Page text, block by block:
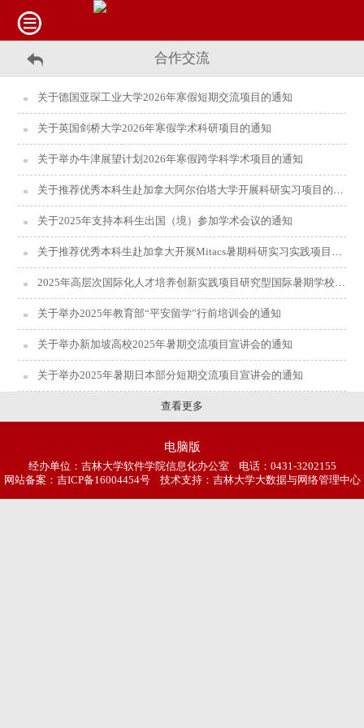
合作交流
关于德国亚琛工业大学2026年寒假短期交流项目的通知
关于英国剑桥大学2026年寒假学术科研项目的通知
关于举办牛津展望计划2026年寒假跨学科学术项目的通知
关于推荐优秀本科生赴加拿大阿尔伯塔大学开展科研实习项目的通知
关于2025年支持本科生出国（境）参加学术会议的通知
关于推荐优秀本科生赴加拿大开展Mitacs暑期科研实习实践项目的通知
2025年高层次国际化人才培养创新实践项目研究型国际暑期学校报名通知
关于举办2025年教育部“平安留学”行前培训会的通知
关于举办新加坡高校2025年暑期交流项目宣讲会的通知
关于举办2025年暑期日本部分短期交流项目宣讲会的通知
查看更多
电脑版
经办单位：吉林大学软件学院信息化办公室 电话：0431-3202155
网站备案： 吉ICP备16004454号技术支持：吉林大学大数据与网络管理中心